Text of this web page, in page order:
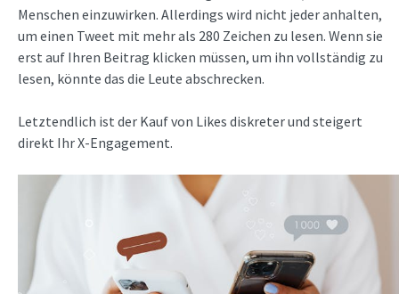
Menschen einzuwirken. Allerdings wird nicht jeder anhalten,
um einen Tweet mit mehr als 280 Zeichen zu lesen. Wenn sie
erst auf Ihren Beitrag klicken müssen, um ihn vollständig zu
lesen, könnte das die Leute abschrecken.
Letztendlich ist der Kauf von Likes diskreter und steigert
direkt Ihr X-Engagement.